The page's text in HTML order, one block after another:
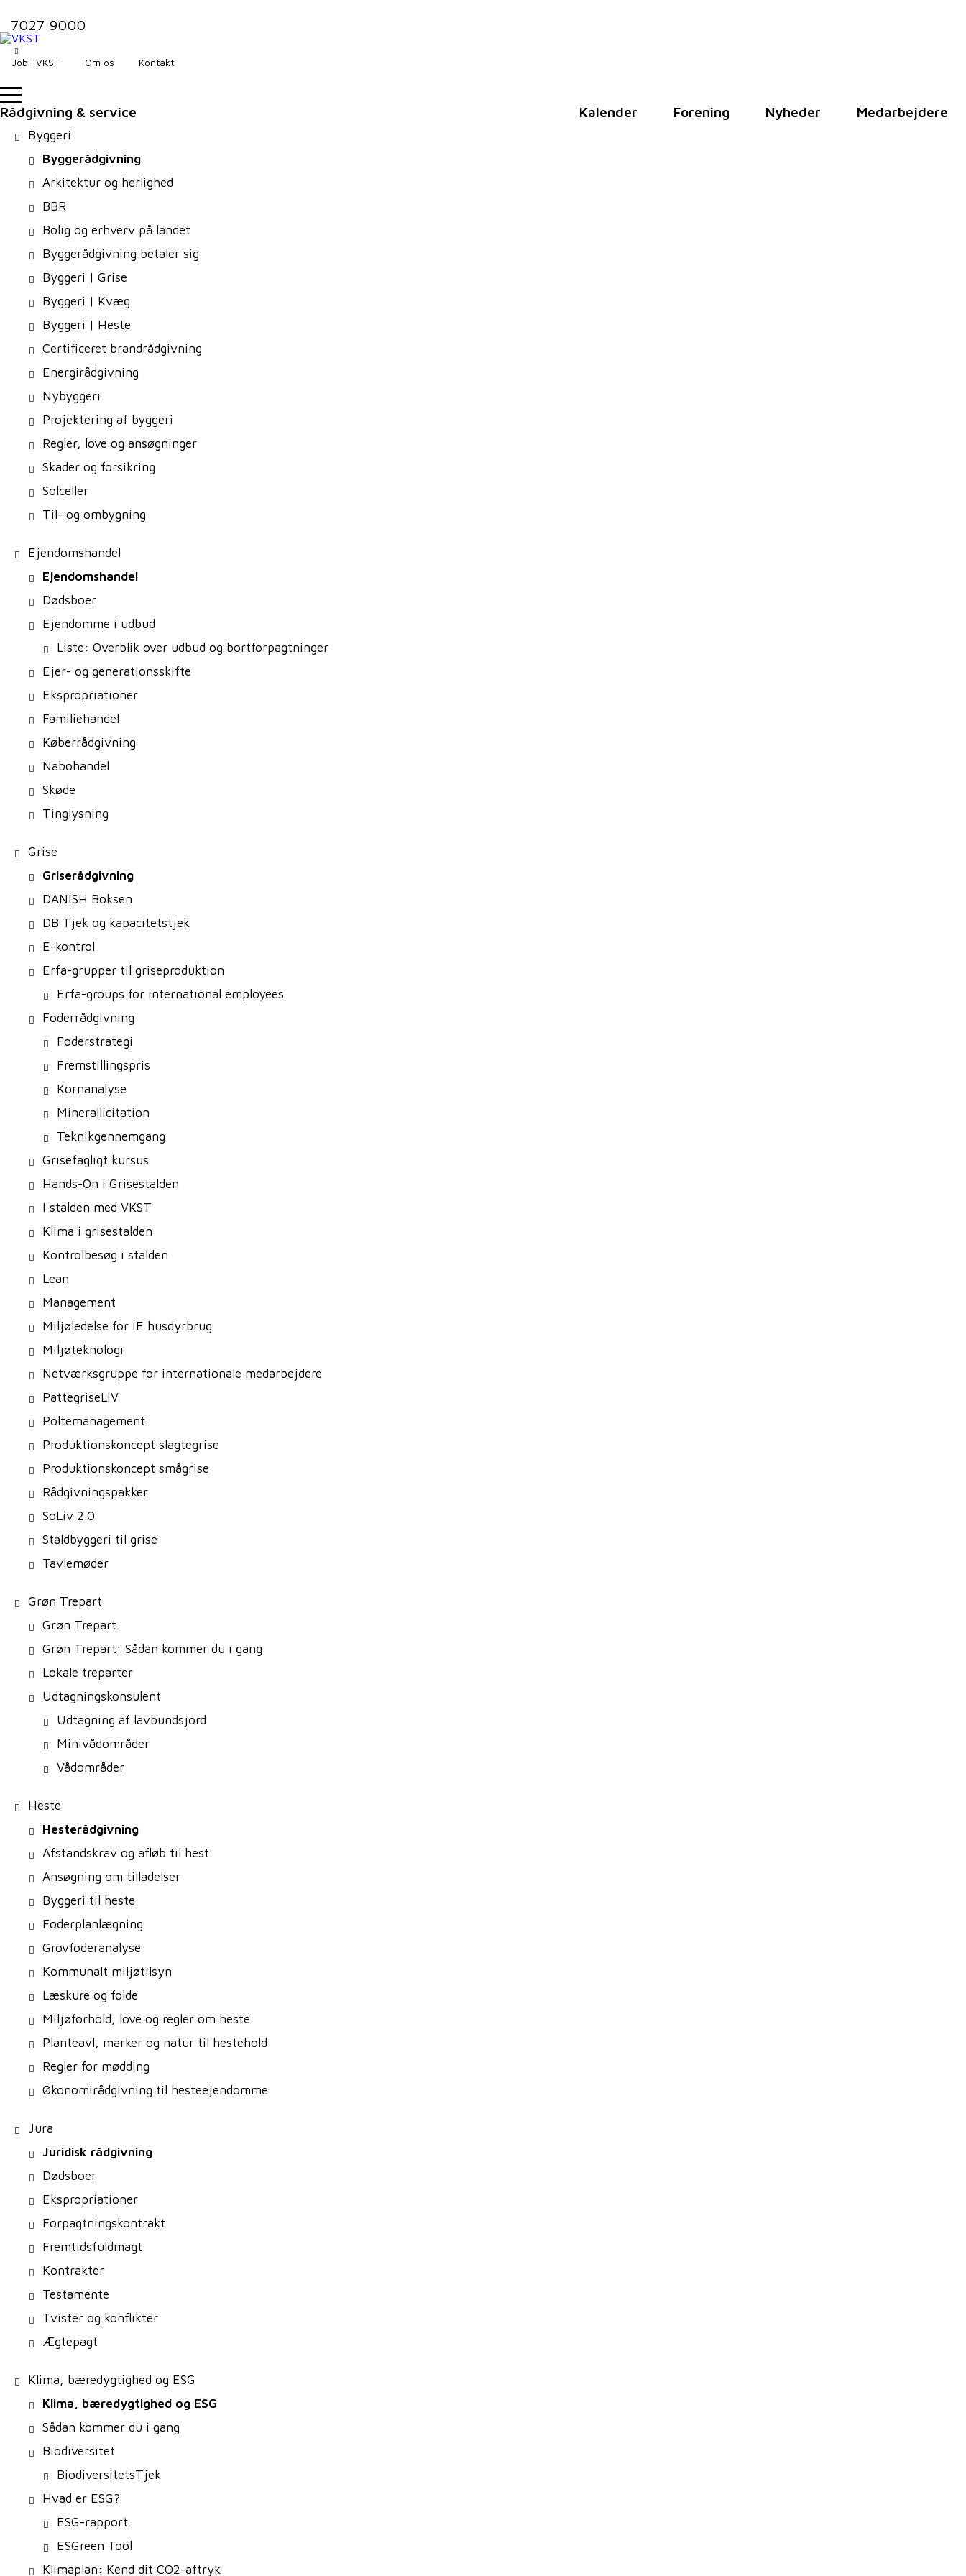
7027 9000
Job i VKST Om os Kontakt
Rådgivning & service
Byggeri
Byggerådgivning
Arkitektur og herlighed
BBR
Bolig og erhverv på landet
Byggerådgivning betaler sig
Byggeri | Grise
Byggeri | Kvæg
Byggeri | Heste
Certificeret brandrådgivning
Energirådgivning
Nybyggeri
Projektering af byggeri
Regler, love og ansøgninger
Skader og forsikring
Solceller
Til- og ombygning
Ejendomshandel
Ejendomshandel
Dødsboer
Ejendomme i udbud
Liste: Overblik over udbud og bortforpagtninger
Ejer- og generationsskifte
Ekspropriationer
Familiehandel
Køberrådgivning
Nabohandel
Skøde
Tinglysning
Grise
Griserådgivning
DANISH Boksen
DB Tjek og kapacitetstjek
E-kontrol
Erfa-grupper til griseproduktion
Erfa-groups for international employees
Foderrådgivning
Foderstrategi
Fremstillingspris
Kornanalyse
Minerallicitation
Teknikgennemgang
Grisefagligt kursus
Hands-On i Grisestalden
I stalden med VKST
Klima i grisestalden
Kontrolbesøg i stalden
Lean
Management
Miljøledelse for IE husdyrbrug
Miljøteknologi
Netværksgruppe for internationale medarbejdere
PattegriseLIV
Poltemanagement
Produktionskoncept slagtegrise
Produktionskoncept smågrise
Rådgivningspakker
SoLiv 2.0
Staldbyggeri til grise
Tavlemøder
Grøn Trepart
Grøn Trepart
Grøn Trepart: Sådan kommer du i gang
Lokale treparter
Udtagningskonsulent
Udtagning af lavbundsjord
Minivådområder
Vådområder
Heste
Hesterådgivning
Afstandskrav og afløb til hest
Ansøgning om tilladelser
Byggeri til heste
Foderplanlægning
Grovfoderanalyse
Kommunalt miljøtilsyn
Læskure og folde
Miljøforhold, love og regler om heste
Planteavl, marker og natur til hestehold
Regler for mødding
Økonomirådgivning til hesteejendomme
Jura
Juridisk rådgivning
Dødsboer
Ekspropriationer
Forpagtningskontrakt
Fremtidsfuldmagt
Kontrakter
Testamente
Tvister og konflikter
Ægtepagt
Klima, bæredygtighed og ESG
Klima, bæredygtighed og ESG
Sådan kommer du i gang
Biodiversitet
BiodiversitetsTjek
Hvad er ESG?
ESG-rapport
ESGreen Tool
Klimaplan: Kend dit CO2-aftryk
Kalender Forening Nyheder Medarbejdere